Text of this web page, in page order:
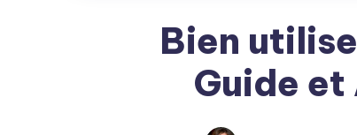
Bien
Guide